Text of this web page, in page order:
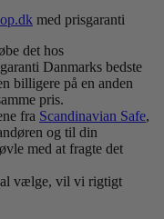
med prisgaranti
det hos
Danmarks bedste
billigere på en anden
pris.
fra Scandinavian Safe,
og til din
med at fragte det
vælge, vil vi rigtigt